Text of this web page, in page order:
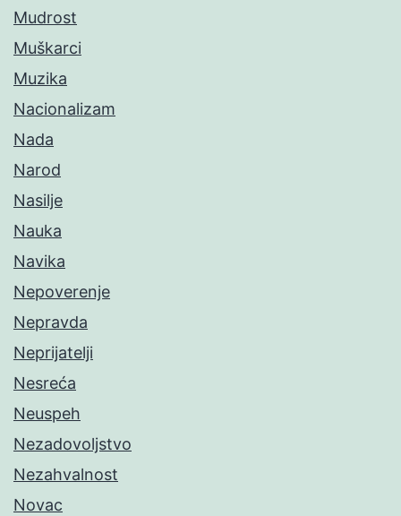
Mudrost
Muškarci
Muzika
Nacionalizam
Nada
Narod
Nasilje
Nauka
Navika
Nepoverenje
Nepravda
Neprijatelji
Nesreća
Neuspeh
Nezadovoljstvo
Nezahvalnost
Novac